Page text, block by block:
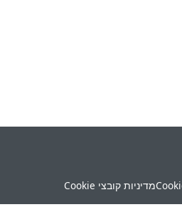
מדיניות קובצי Cookie